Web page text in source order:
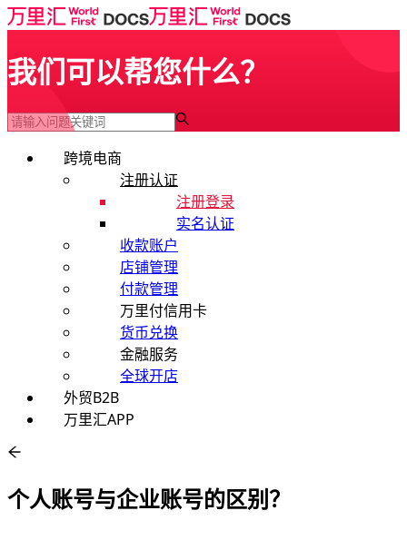
我们可以帮您什么？
跨境电商
注册认证
注册登录
实名认证
收款账户
店铺管理
付款管理
万里付信用卡
货币兑换
金融服务
全球开店
外贸B2B
万里汇APP
个人账号与企业账号的区别？